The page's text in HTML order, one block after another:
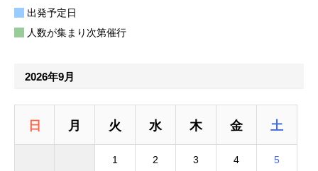
出発予定日
人数が集まり次第催行
2026年9月
日 月 火 水 木 金 土
1 2 3 4 5